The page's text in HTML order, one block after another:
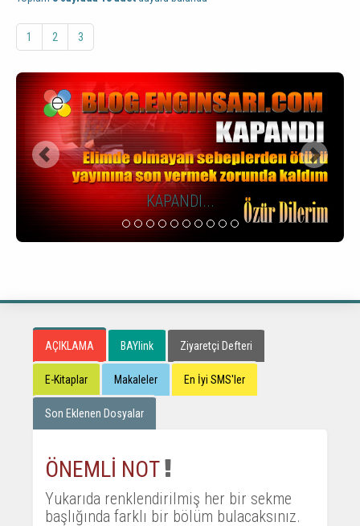
1 2 3
2022 - 2023 Çalışma Takvimi
Önceki
AÇIKLAMA BAYlink Ziyaretçi Defteri
E-Kitaplar Makaleler En İyi SMS'ler
Son Eklenen Dosyalar
ÖNEMLİ NOT
Yukarıda renklendirilmiş her bir sekme
başlığında farklı bir bölüm bulacaksınız.